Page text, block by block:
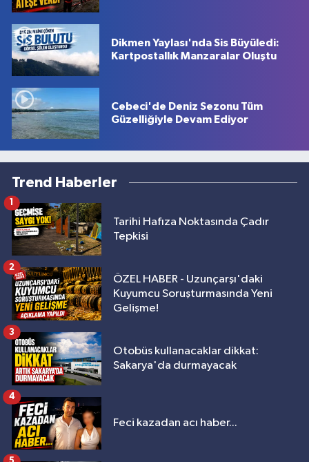
Dikmen Yaylası'nda Sis Büyüledi:
Kartpostallık Manzaralar Oluştu
Cebeci'de Deniz Sezonu Tüm
Güzelliğiyle Devam Ediyor
Trend Haberler
Tarihi Hafıza Noktasında Çadır
Tepkisi
1
ÖZEL HABER - Uzunçarşı'daki
Kuyumcu Soruşturmasında Yeni
Gelişme!
2
Otobüs kullanacaklar dikkat:
Sakarya'da durmayacak
3
Feci kazadan acı haber...
4